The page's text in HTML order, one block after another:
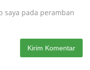
saya pada peramban